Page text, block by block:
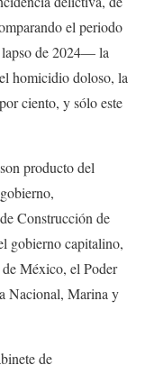
el periodo
lapso de 2024— la
homicidio doloso, la
ciento, y sólo este
producto del
Construcción de
gobierno capitalino,
México, el Poder
Nacional, Marina y
de